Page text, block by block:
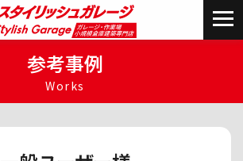
参考事例
Works